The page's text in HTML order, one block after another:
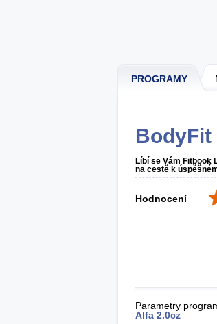
PROGRAMY
Líbí se Vám Fitbook
na cestě k
Hodnocení
Parametry
Alfa 2.0cz